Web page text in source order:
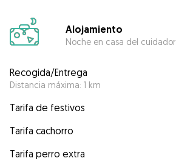
Alojamiento
Noche en casa del cuidador
Recogida/Entrega
Distancia máxima: 1 km
Tarifa de festivos
Tarifa cachorro
Tarifa perro extra